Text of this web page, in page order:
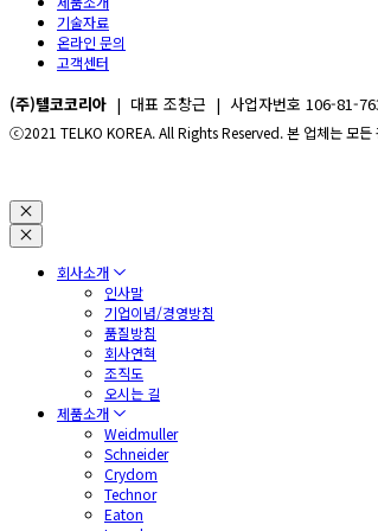
기술자료
온라인 문의
고객센터
(주)텔코코리아 | 대표 조창근 | 사업자번호 106-81-
ⓒ2021 TELKO KOREA. All Rights Reserved. 본 업체는 모든
회사소개
인사말
기업이념/경영방침
품질방침
회사연혁
조직도
오시는 길
제품소개
Weidmuller
Schneider
Crydom
Technor
Eaton